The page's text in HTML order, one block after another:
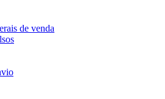
de venda